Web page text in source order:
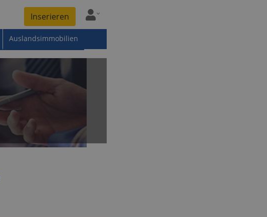
Inserieren
Auslandsimmobilien